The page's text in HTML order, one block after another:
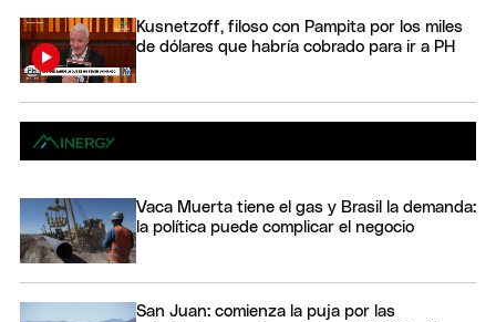
Kusnetzoff, filoso con Pampita por los miles
de dólares que habría cobrado para ir a PH
Vaca Muerta tiene el gas y Brasil la demanda:
la política puede complicar el negocio
San Juan: comienza la puja por las